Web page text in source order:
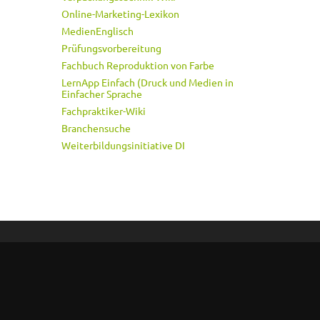
Online-Marketing-Lexikon
MedienEnglisch
Prüfungsvorbereitung
Fachbuch Reproduktion von Farbe
LernApp Einfach (Druck und Medien in
Einfacher Sprache
Fachpraktiker-Wiki
Branchensuche
Weiterbildungsinitiative DI